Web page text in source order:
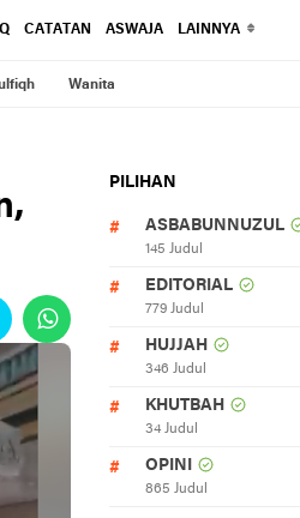
CATATAN ASWAJA LAINNYA
Wanita
PILIHAN
ASBABUNNUZUL
145 Judul
EDITORIAL
779 Judul
HUJJAH
346 Judul
KHUTBAH
34 Judul
OPINI
865 Judul